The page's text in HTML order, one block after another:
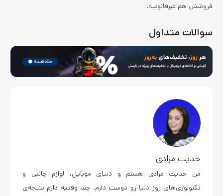
فروشش هم غیرقانونیه.
سوالات متداول
حدیث مرادی
من حدیث مرادی هستم و دنیای موبایل، لوازم جانبی و
تکنولوژی‌های روز دنیا رو دوست دارم. چند وقتیه دارم نتیجه‌ی